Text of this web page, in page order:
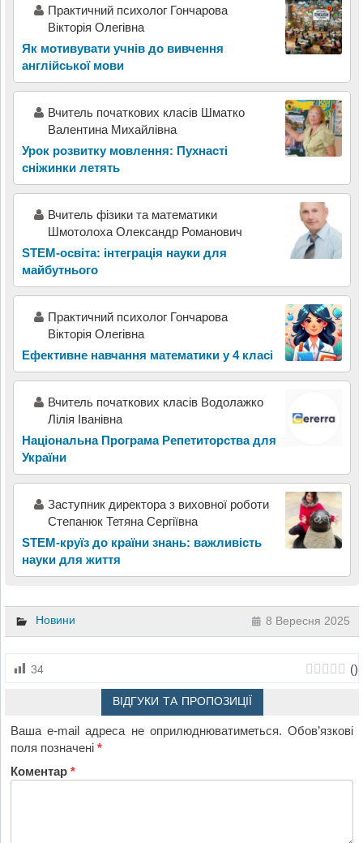
Практичний психолог Гончарова
Вікторія Олегівна
Як мотивувати учнів до вивчення
англійської мови
Вчитель початкових класів Шматко
Валентина Михайлівна
Урок розвитку мовлення: Пухнасті
сніжинки летять
Вчитель фізики та математики
Шмотолоха Олександр Романович
STEM-освіта: інтеграція науки для
майбутнього
Практичний психолог Гончарова
Вікторія Олегівна
Ефективне навчання математики у 4 класі
Вчитель початкових класів Водолажко
Лілія Іванівна
Національна Програма Репетиторства для
України
Заступник директора з виховної роботи
Степанюк Тетяна Сергіївна
STEM-круїз до країни знань: важливість
науки для життя
Новини 8 Вересня 2025
34 ()
ВІДГУКИ ТА ПРОПОЗИЦІЇ
Ваша e-mail адреса не оприлюднюватиметься. Обов’язкові
поля позначені*
Коментар*